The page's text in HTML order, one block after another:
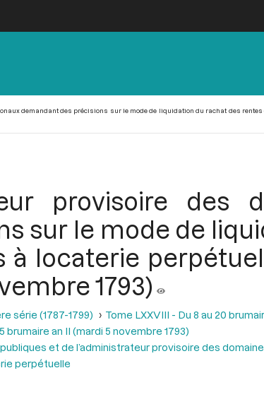
demandant des précisions sur le mode de liquidation du rachat des
provisoire des
sur le mode de
à locaterie
1793)
série (1787-1799)
Tome LXXVIII - Du 8 au 20
brumaire an II (mardi 5 novembre 1793)
et de l’administrateur provisoire des
perpétuelle